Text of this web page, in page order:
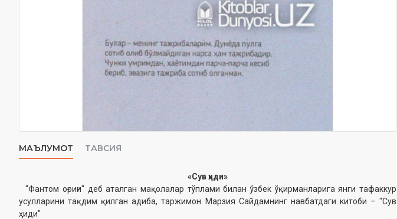
МАЪЛУМОТ ТАВСИЯ
«Сув ҳиди»
"Фантом оғриғи" деб аталган мақолалар тўплами билан ўзбек ўқирманларига янги тафаккур
усулларини тақдим қилган адиба, таржимон Марзия Сайдамнинг навбатдаги китоби – "Сув
ҳиди"